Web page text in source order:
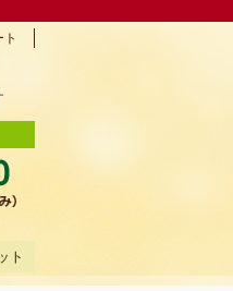
ト
ト